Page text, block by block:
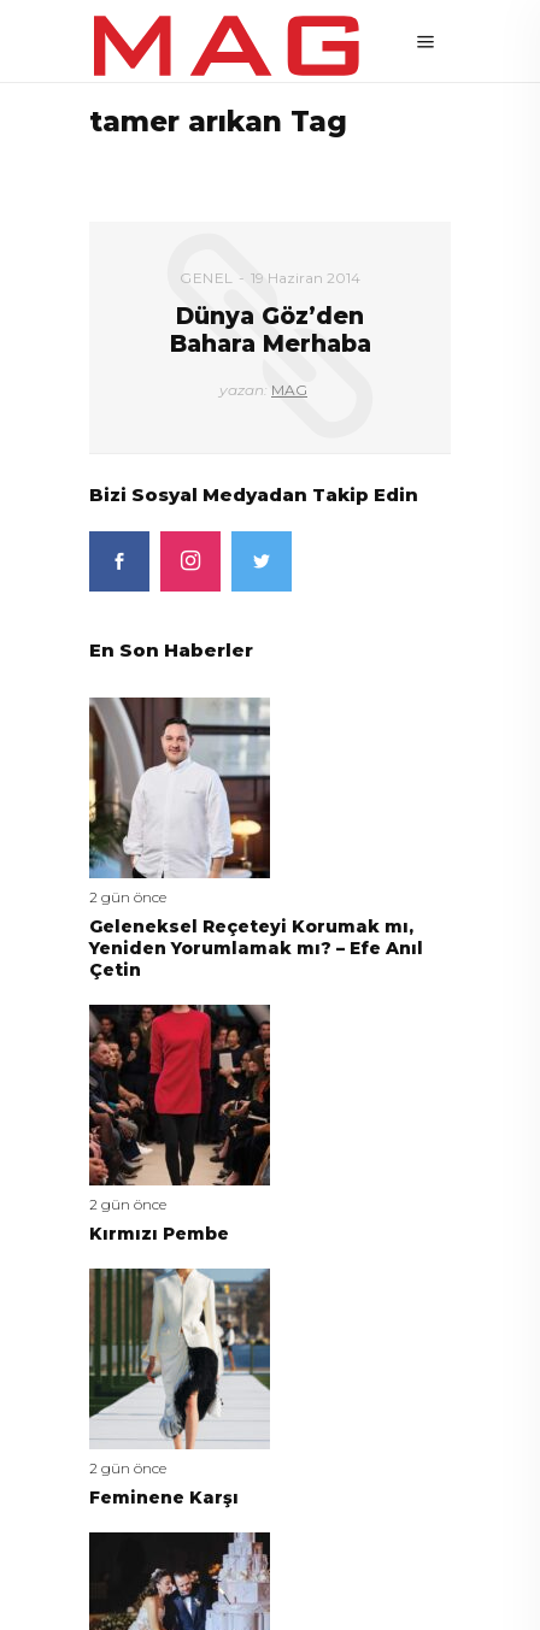
tamer arıkan Tag
GENEL 19 Haziran 2014
Dünya Göz’den
Bahara Merhaba
yazan: MAG
Bizi Sosyal Medyadan Takip Edin
En Son Haberler
2 gün önce
Geleneksel Reçeteyi Korumak mı,
Yeniden Yorumlamak mı? – Efe Anıl
Çetin
2 gün önce
Kırmızı Pembe
2 gün önce
Feminene Karşı